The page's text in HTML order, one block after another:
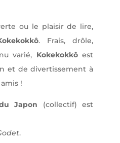
ou le plaisir de lire,
. Frais, drôle,
varié, Kokekokkôest
et de divertissement à
!
Japon (collectif) est
.